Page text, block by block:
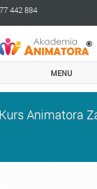
442 884
MENU
Animatora